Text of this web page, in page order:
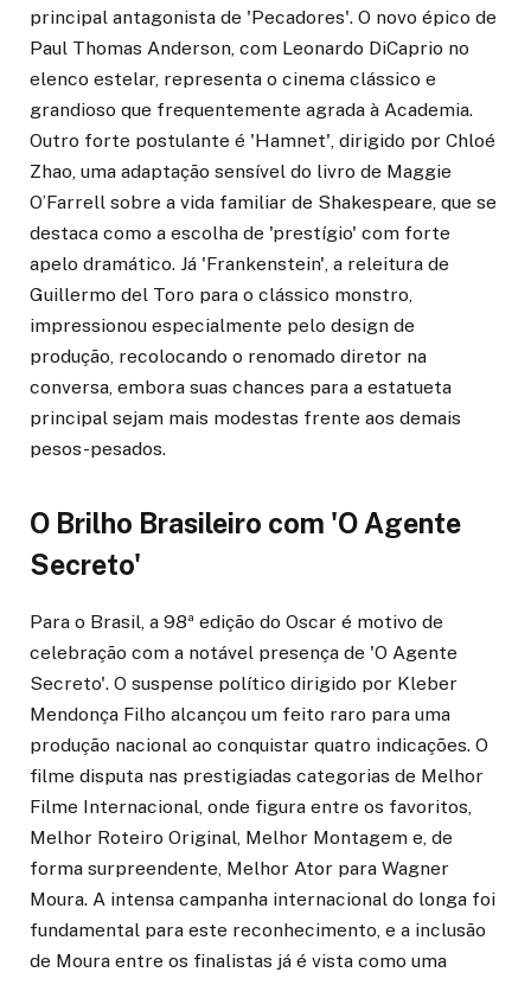
principal antagonista de 'Pecadores'. O novo épico de
Paul Thomas Anderson, com Leonardo DiCaprio no
elenco estelar, representa o cinema clássico e
grandioso que frequentemente agrada à Academia.
Outro forte postulante é 'Hamnet', dirigido por Chloé
Zhao, uma adaptação sensível do livro de Maggie
O’Farrell sobre a vida familiar de Shakespeare, que se
destaca como a escolha de 'prestígio' com forte
apelo dramático. Já 'Frankenstein', a releitura de
Guillermo del Toro para o clássico monstro,
impressionou especialmente pelo design de
produção, recolocando o renomado diretor na
conversa, embora suas chances para a estatueta
principal sejam mais modestas frente aos demais
pesos-pesados.
O Brilho Brasileiro com 'O Agente
Secreto'
Para o Brasil, a 98ª edição do Oscar é motivo de
celebração com a notável presença de 'O Agente
Secreto'. O suspense político dirigido por Kleber
Mendonça Filho alcançou um feito raro para uma
produção nacional ao conquistar quatro indicações. O
filme disputa nas prestigiadas categorias de Melhor
Filme Internacional, onde figura entre os favoritos,
Melhor Roteiro Original, Melhor Montagem e, de
forma surpreendente, Melhor Ator para Wagner
Moura. A intensa campanha internacional do longa foi
fundamental para este reconhecimento, e a inclusão
de Moura entre os finalistas já é vista como uma